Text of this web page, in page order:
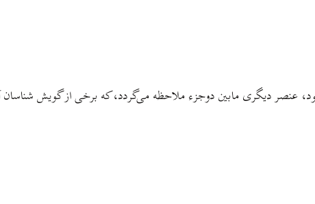
عنصر دیگری مابین دوجزء ملاحظه می‌گردد، که برخی از گویش شناسان